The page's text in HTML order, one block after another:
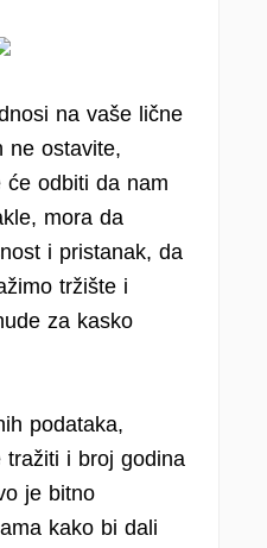
na vaše lične
ne ostavite,
će odbiti da nam
mora da
i pristanak, da
tržište i
za kasko
podataka,
i broj godina
je bitno
kako bi dali